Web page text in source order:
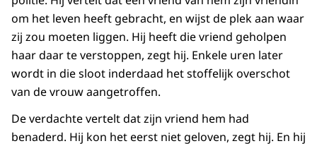
om het leven heeft gebracht, en wijst de plek aan waar
zij zou moeten liggen. Hij heeft die vriend geholpen
haar daar te verstoppen, zegt hij. Enkele uren later
wordt in die sloot inderdaad het stoffelijk overschot
van de vrouw aangetroffen.
De verdachte vertelt dat zijn vriend hem had
benaderd. Hij kon het eerst niet geloven, zegt hij. En hij